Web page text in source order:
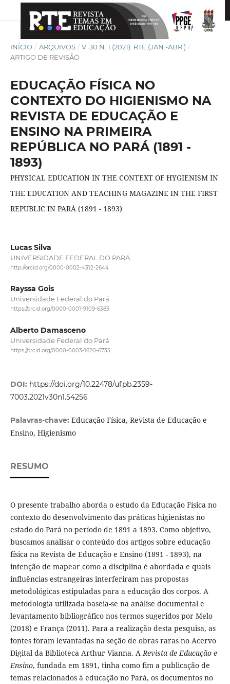
INÍCIO / ARQUIVOS / V. 30 N. 1 (2021): RTE (JAN.-ABR.) /
ARTIGO DE REVISÃO
EDUCAÇÃO FÍSICA NO
CONTEXTO DO HIGIENISMO NA
REVISTA DE EDUCAÇÃO E
ENSINO NA PRIMEIRA
REPÚBLICA NO PARÁ (1891 -
1893)
PHYSICAL EDUCATION IN THE CONTEXT OF HYGIENISM IN
THE EDUCATION AND TEACHING MAGAZINE IN THE FIRST
REPUBLIC IN PARÁ (1891 - 1893)
Lucas Silva
UNIVERSIDADE FEDERAL DO PARÁ
http://orcid.org/0000-0002-4312-2644
Rayssa Gois
Universidade Federal do Pará
https://orcid.org/0000-0001-9109-6383
Alberto Damasceno
Universidade Federal do Pará
https://orcid.org/0000-0003-1620-6735
DOI: https://doi.org/10.22478/ufpb.2359-
7003.2021v30n1.54256
Palavras-chave: Educação Física, Revista de Educação e
Ensino, Higienismo
RESUMO
O presente trabalho aborda o estudo da Educação Física no
contexto do desenvolvimento das práticas higienistas no
estado do Pará no período de 1891 a 1893. Como objetivo,
buscamos analisar o conteúdo dos artigos sobre educação
física na Revista de Educação e Ensino (1891 - 1893), na
intenção de mapear como a disciplina é abordada e quais
influências estrangeiras interferiram nas propostas
metodológicas estipuladas para a educação dos corpos. A
metodologia utilizada baseia-se na análise documental e
levantamento bibliográfico nos termos sugeridos por Melo
(2018) e França (2011). Para a realização desta pesquisa, as
fontes foram levantadas na seção de obras raras no Acervo
Digital da Biblioteca Arthur Vianna. ARevista de Educação e
Ensino, fundada em 1891, tinha como fim a publicação de
temas relacionados à educação no Pará, os documentos no